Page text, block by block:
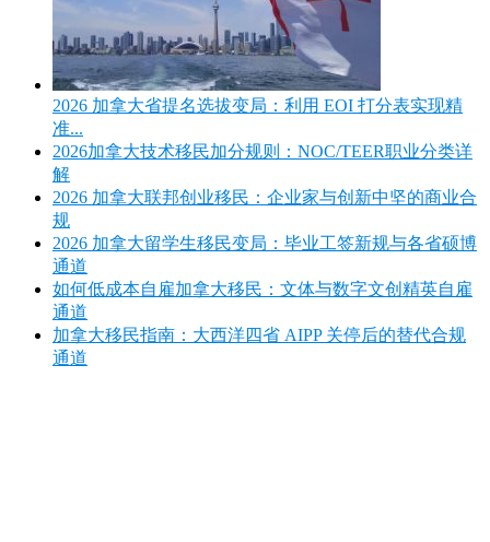
2026 加拿大省提名选拔变局：利用 EOI 打分表实现精
准...
2026加拿大技术移民加分规则：NOC/TEER职业分类详
解
2026 加拿大联邦创业移民：企业家与创新中坚的商业合
规
2026 加拿大留学生移民变局：毕业工签新规与各省硕博
通道
如何低成本自雇加拿大移民：文体与数字文创精英自雇
通道
加拿大移民指南：大西洋四省 AIPP 关停后的替代合规
通道